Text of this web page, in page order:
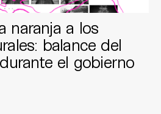
naranja a los
balance del
el gobierno